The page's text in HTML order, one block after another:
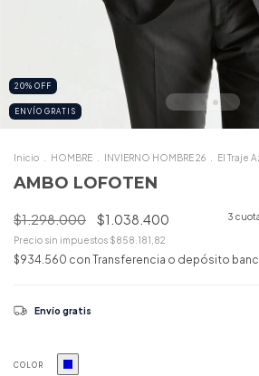
20% OFF
ENVÍO GRATIS
Inicio HOMBRE INVIERNO HOMBRE 26 El Traje
AMBO LOFOTEN
$1.298.000 $1.038.400 3
Precio sin impuestos $858.181,82
$934.560 con Transferencia o depósito
Envío gratis
COLOR